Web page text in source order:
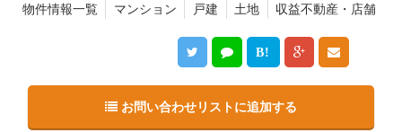
物件情報一覧 マンション 戸建 土地 収益不動産・店舗
B!
お問い合わせリストに追加する